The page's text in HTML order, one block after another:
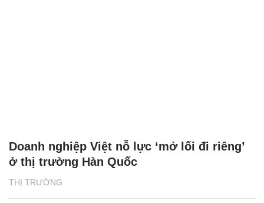
THỊ TRƯỜNG
Doanh nghiệp Việt nỗ lực ‘mở lối đi riêng’
ở thị trường Hàn Quốc